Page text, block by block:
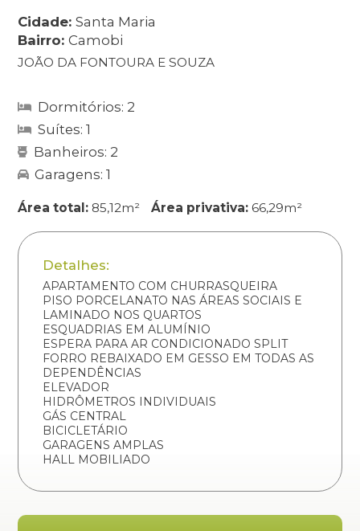
Cidade:Santa Maria
Bairro:Camobi
JOÃO DA FONTOURA E SOUZA
Dormitórios: 2
Suítes: 1
Banheiros: 2
Garagens: 1
Área total: 85,12m² Área privativa: 66,29m²
Detalhes:
APARTAMENTO COM CHURRASQUEIRA
PISO PORCELANATO NAS ÁREAS SOCIAIS E
LAMINADO NOS QUARTOS
ESQUADRIAS EM ALUMÍNIO
ESPERA PARA AR CONDICIONADO SPLIT
FORRO REBAIXADO EM GESSO EM TODAS AS
DEPENDÊNCIAS
ELEVADOR
HIDRÔMETROS INDIVIDUAIS
GÁS CENTRAL
BICICLETÁRIO
GARAGENS AMPLAS
HALL MOBILIADO